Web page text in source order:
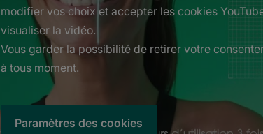
modifier vos choix et accepter les cookies
visualiser la vidéo.
Vous garder la possibilité de retirer votre
à tous moment.
Paramètres des cookies